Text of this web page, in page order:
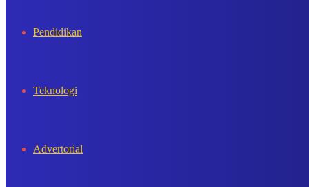
Pendidikan
Teknologi
Advertorial